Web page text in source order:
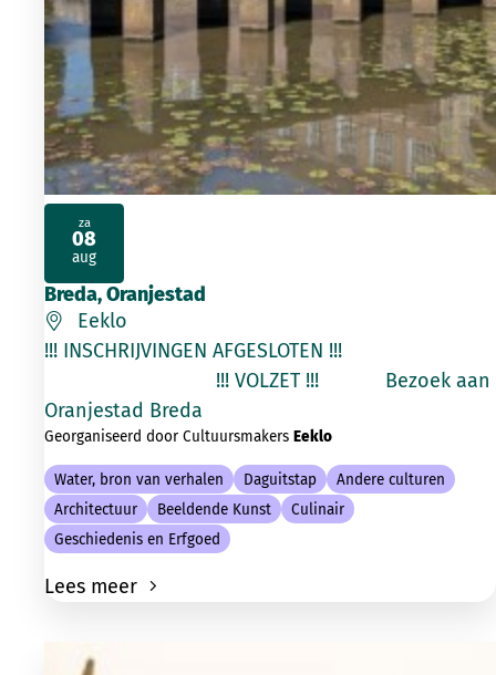
Breda, Oranjestad
Eeklo
!!! INSCHRIJVINGEN AFGESLOTEN !!!
!!! VOLZET !!! Bezoek aan
Oranjestad Breda
Georganiseerd door Cultuursmakers Eeklo
Water, bron van verhalen Daguitstap
Andere culturen
Architectuur
Beeldende Kunst
Culinair
Geschiedenis en Erfgoed
Lees meer
za
08
aug
2026